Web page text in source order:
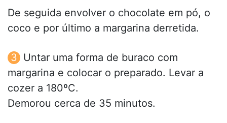
De seguida envolver o chocolate em pó, o
coco e por último a margarina derretida.
Untar uma forma de buraco com
margarina e colocar o preparado. Levar a
cozer a 180ºC.
Demorou cerca de 35 minutos.